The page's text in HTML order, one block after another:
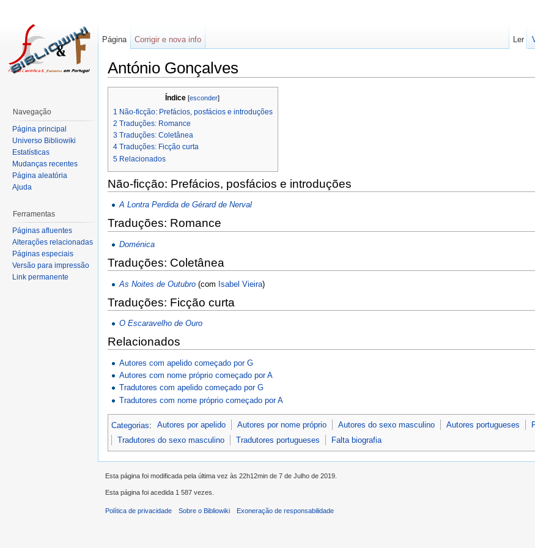
António Gonçalves
Índice[esconder]
1 Não-ficção: Prefácios, posfácios e introduções
2 Traduções: Romance
3 Traduções: Coletânea
4 Traduções: Ficção curta
5 Relacionados
Não-ficção: Prefácios, posfácios e introduções
A Lontra Perdida de Gérard de Nerval
Traduções: Romance
Doménica
Traduções: Coletânea
As Noites de Outubro (com Isabel Vieira)
Traduções: Ficção curta
O Escaravelho de Ouro
Relacionados
Autores com apelido começado por G
Autores com nome próprio começado por A
Tradutores com apelido começado por G
Tradutores com nome próprio começado por A
Categorias: Autores por apelido Autores por nome próprio Autores do sexo masculino Autores portugueses
Tradutores do sexo masculino
Tradutores portugueses Falta biografia
Página Corrigir e nova info Ler
Navegação
Página principal
Universo Bibliowiki
Estatísticas
Mudanças recentes
Página aleatória
Ajuda
Ferramentas
Páginas afluentes
Alterações relacionadas
Páginas especiais
Versão para impressão
Link permanente
Esta página foi modificada pela última vez às 22h12min de 7 de Julho de 2019.
Esta página foi acedida 1 587 vezes.
Política de privacidade Sobre o Bibliowiki Exoneração de responsabilidade